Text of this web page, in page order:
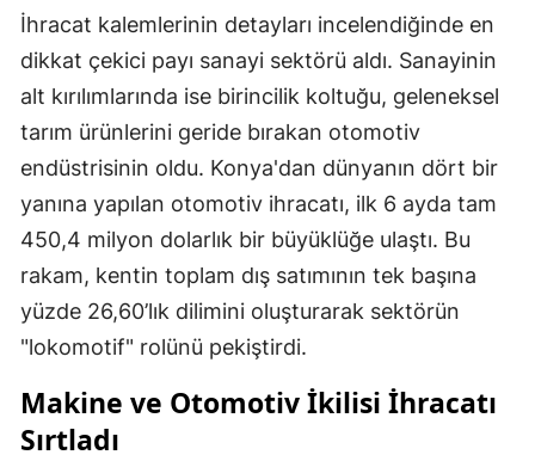
İhracat kalemlerinin detayları incelendiğinde en
dikkat çekici payı sanayi sektörü aldı. Sanayinin
alt kırılımlarında ise birincilik koltuğu, geleneksel
tarım ürünlerini geride bırakan otomotiv
endüstrisinin oldu. Konya'dan dünyanın dört bir
yanına yapılan otomotiv ihracatı, ilk 6 ayda tam
450,4 milyon dolarlık bir büyüklüğe ulaştı. Bu
rakam, kentin toplam dış satımının tek başına
yüzde 26,60’lık dilimini oluşturarak sektörün
"lokomotif" rolünü pekiştirdi.
Makine ve Otomotiv İkilisi İhracatı
Sırtladı